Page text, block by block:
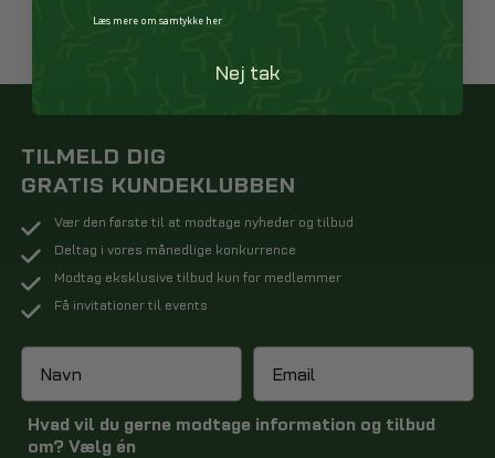
TILMELD DIG
GRATIS KUNDEKLUBBEN
Vær den første til at modtage nyheder og tilbud
Deltag i vores månedlige konkurrence
Modtag eksklusive tilbud kun for medlemmer
Få invitationer til events
Hvad vil du gerne modtage information og tilbud
om? Vælg én
Læs mere om samtykke her
Nej tak